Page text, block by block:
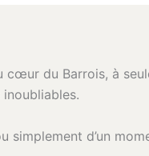
cœur du Barrois, à
simplement d’un